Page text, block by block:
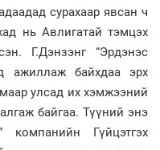
сурахаар явсан ч
нь Авлигатай тэмцэх
Г.Дэнзэнг “Эрдэнэс
ажиллаж байхдаа эрх
улсад их хэмжээний
байгаа. Түүний энэ
компанийн Гүйцэтгэх